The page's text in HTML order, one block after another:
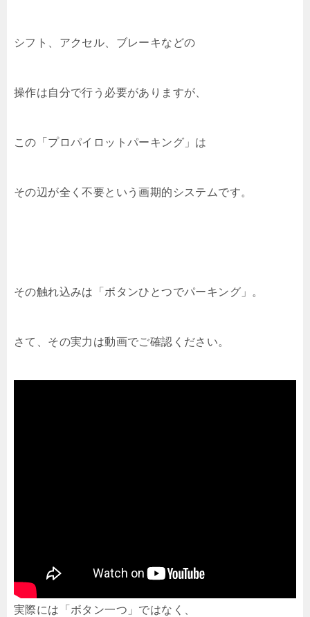
シフト、アクセル、ブレーキなどの
操作は自分で行う必要がありますが、
この「プロパイロットパーキング」は
その辺が全く不要という画期的システムです。
その触れ込みは「ボタンひとつでパーキング」。
さて、その実力は動画でご確認ください。
実際には「ボタン一つ」ではなく、